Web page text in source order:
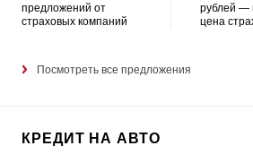
предложений от
страховых компаний
рублей —
цена
Посмотреть все предложения
КРЕДИТ НА АВТО